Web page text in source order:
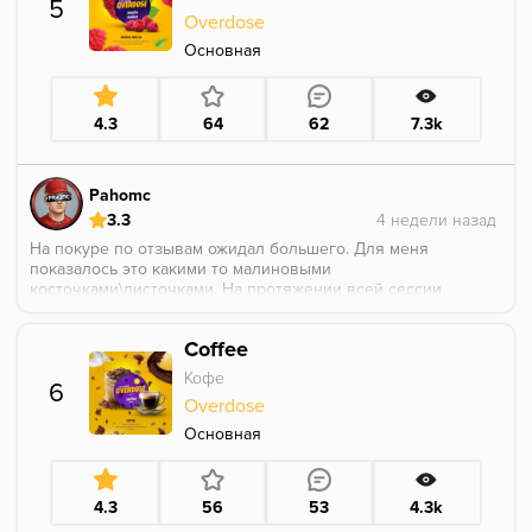
как в бане) плюс немного смородины и совсем
капельку меда.
5 Overdose
Основная
4.3 64 62 7.3k
Pahomc
3.3
На покуре по отзывам ожидал большего. Для меня
показалось это какими то малиновыми
косточками\листочками. На протяжении всей сессии
6
Coffee
Кофе
Overdose
Основная
4.3 56 53 4.3k